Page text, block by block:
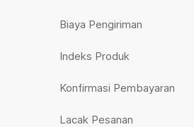
Biaya Pengiriman
Indeks Produk
Konfirmasi Pembayaran
Lacak Pesanan